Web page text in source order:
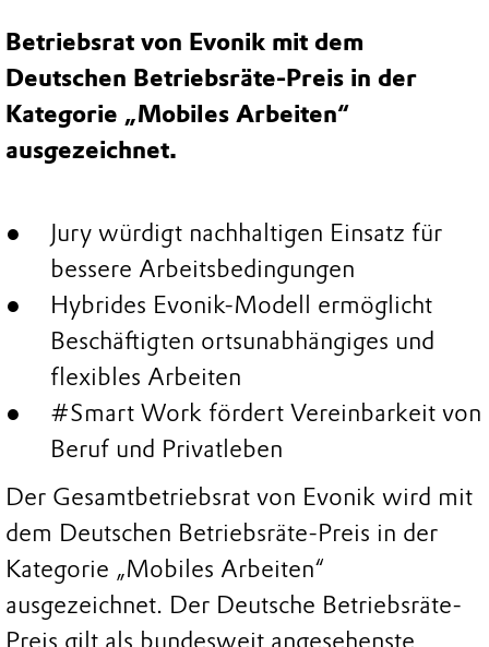
Betriebsrat von Evonik mit dem
Deutschen Betriebsräte-Preis in der
Kategorie „Mobiles Arbeiten“
ausgezeichnet.
Jury würdigt nachhaltigen Einsatz für
bessere Arbeitsbedingungen
Hybrides Evonik-Modell ermöglicht
Beschäftigten ortsunabhängiges und
flexibles Arbeiten
#Smart Work fördert Vereinbarkeit von
Beruf und Privatleben
Der Gesamtbetriebsrat von Evonik wird mit
dem Deutschen Betriebsräte-Preis in der
Kategorie „Mobiles Arbeiten“
ausgezeichnet. Der Deutsche Betriebsräte-